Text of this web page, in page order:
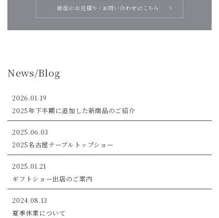
News/Blog
2026.01.19
2025年下半期に追加した新商品のご紹介
2025.06.03
2025名古屋テーブルトップショー
2025.01.21
ギフトショー出店のご案内
2024.08.13
夏季休業について